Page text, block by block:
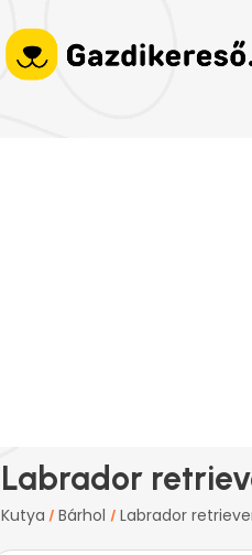
Labrador
Kutya / Bárhol / Labrador